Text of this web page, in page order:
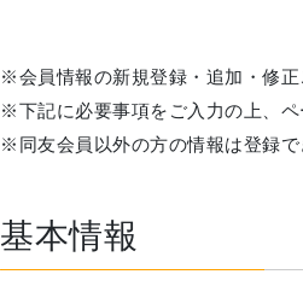
※会員情報の新規登録・追加・修正
※下記に必要事項をご入力の上、ペ
※同友会員以外の方の情報は登録で
基本情報